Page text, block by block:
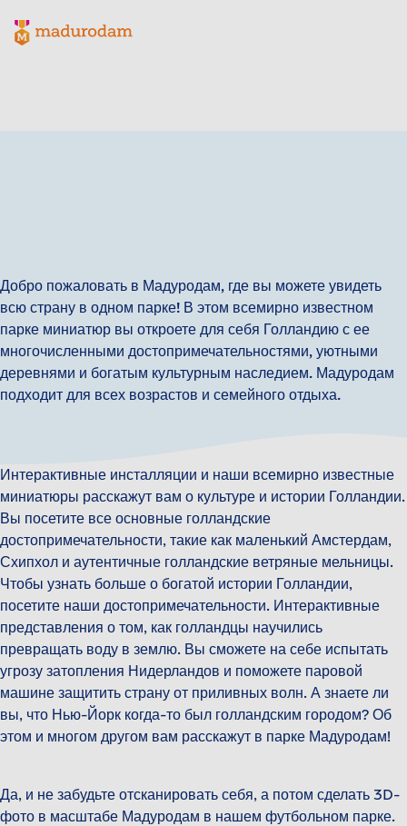
Madurodam logo, to the homepage
Добро пожаловать в Мадуродам, где вы можете увидеть
всю страну в одном парке! В этом всемирно известном
парке миниатюр вы откроете для себя Голландию с ее
многочисленными достопримечательностями, уютными
деревнями и богатым культурным наследием. Мадуродам
подходит для всех возрастов и семейного отдыха.
Интерактивные инсталляции и наши всемирно известные
миниатюры расскажут вам о культуре и истории Голландии.
Вы посетите все основные голландские
достопримечательности, такие как маленький Амстердам,
Схипхол и аутентичные голландские ветряные мельницы.
Чтобы узнать больше о богатой истории Голландии,
посетите наши достопримечательности. Интерактивные
представления о том, как голландцы научились
превращать воду в землю. Вы сможете на себе испытать
угрозу затопления Нидерландов и поможете паровой
машине защитить страну от приливных волн. А знаете ли
вы, что Нью-Йорк когда-то был голландским городом? Об
этом и многом другом вам расскажут в парке Мадуродам!
Да, и не забудьте отсканировать себя, а потом сделать 3D-
фото в масштабе Мадуродам в нашем футбольном парке.